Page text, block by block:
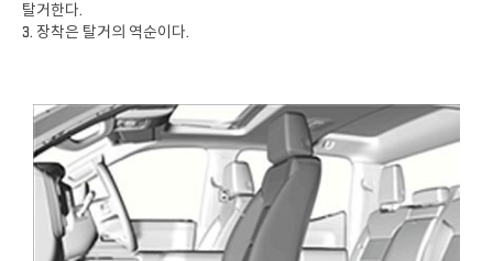
탈거한다.
3. 장착은 탈거의 역순이다.